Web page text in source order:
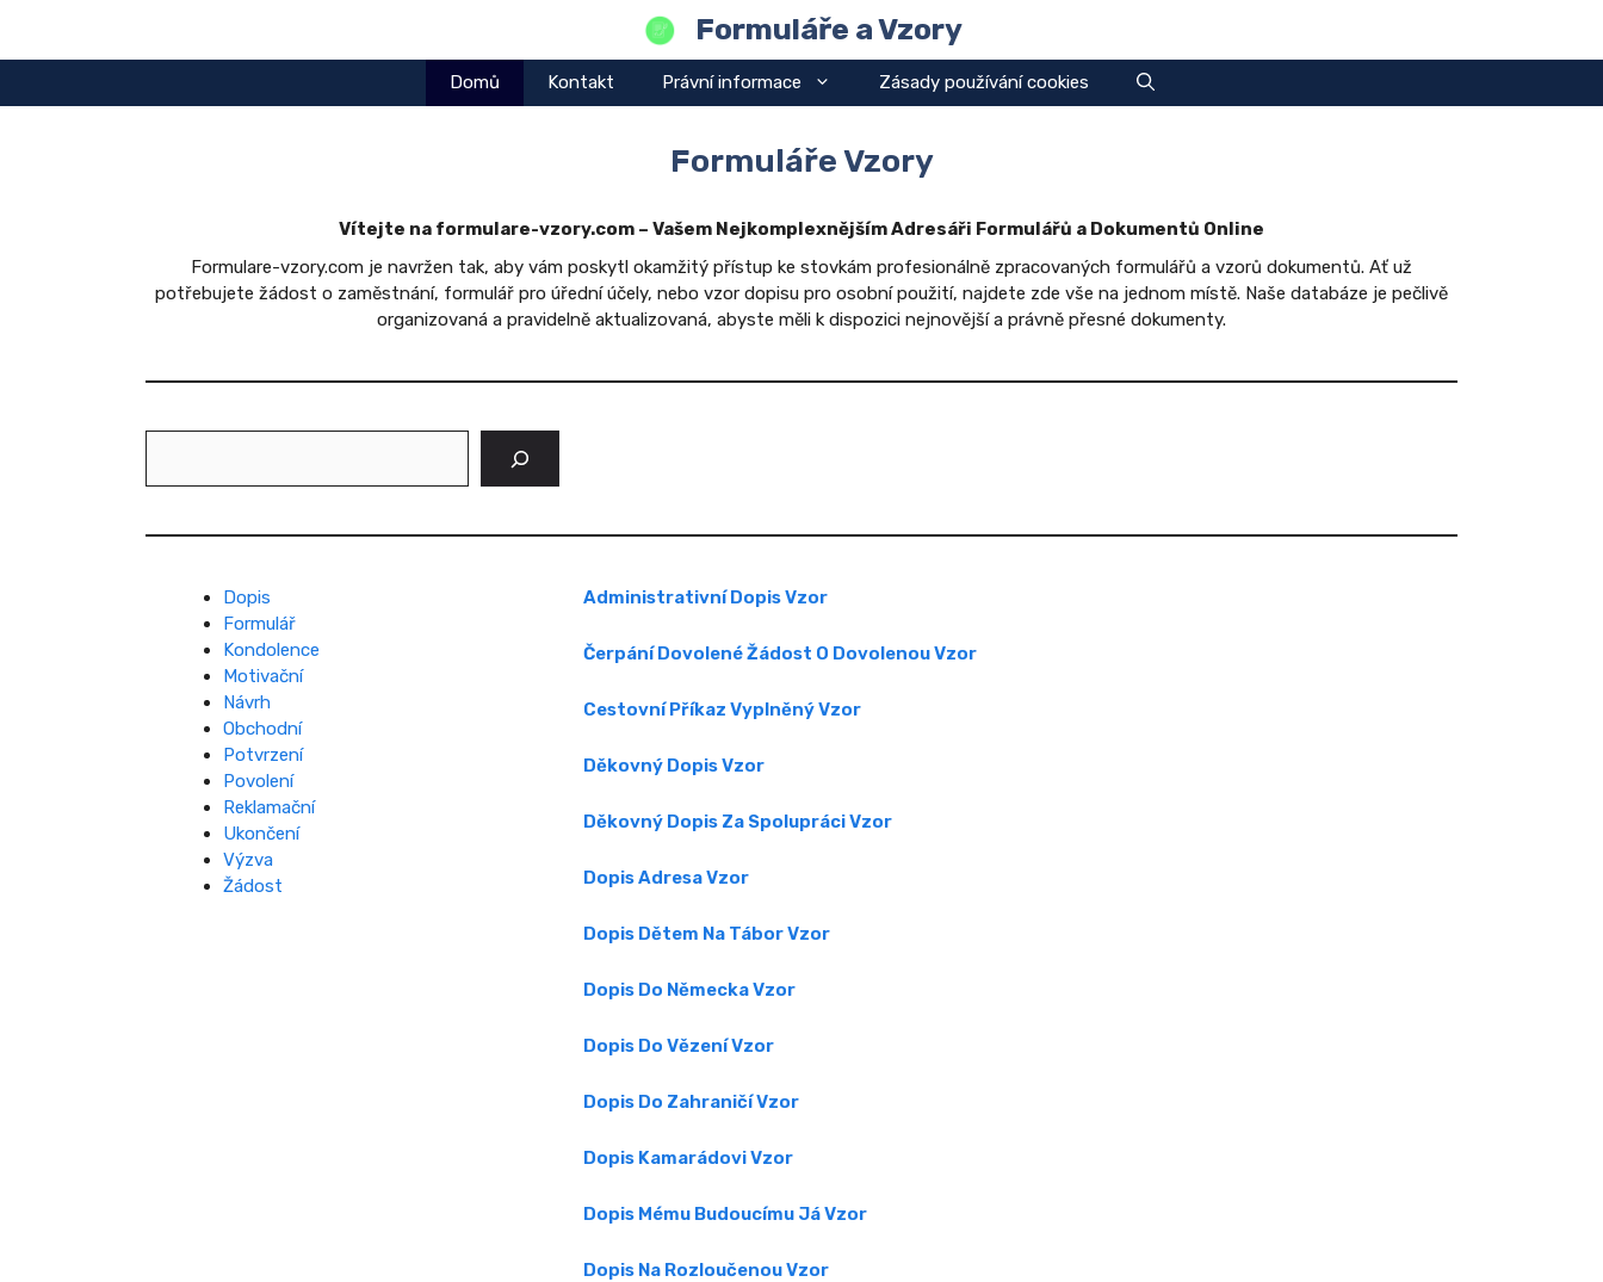
obsah
Formuláře a Vzory
Domů Kontakt Právní informace Zásady používání cookies
Formuláře Vzory
Vítejte na formulare-vzory.com – Vašem Nejkomplexnějším Adresáři Formulářů a Dokumentů Online
Formulare-vzory.com je navržen tak, aby vám poskytl okamžitý přístup ke stovkám profesionálně zpracovaných formulářů a vzorů dokumentů. Ať už
potřebujete žádost o zaměstnání, formulář pro úřední účely, nebo vzor dopisu pro osobní použití, najdete zde vše na jednom místě. Naše databáze je pečlivě
organizovaná a pravidelně aktualizovaná, abyste měli k dispozici nejnovější a právně přesné dokumenty.
Dopis
Formulář
Kondolence
Motivační
Návrh
Obchodní
Potvrzení
Povolení
Reklamační
Ukončení
Výzva
Žádost
Administrativní Dopis Vzor
Čerpání Dovolené Žádost O Dovolenou Vzor
Cestovní Příkaz Vyplněný Vzor
Děkovný Dopis Vzor
Děkovný Dopis Za Spolupráci Vzor
Dopis Adresa Vzor
Dopis Dětem Na Tábor Vzor
Dopis Do Německa Vzor
Dopis Do Vězení Vzor
Dopis Do Zahraničí Vzor
Dopis Kamarádovi Vzor
Dopis Mému Budoucímu Já Vzor
Dopis Na Rozloučenou Vzor